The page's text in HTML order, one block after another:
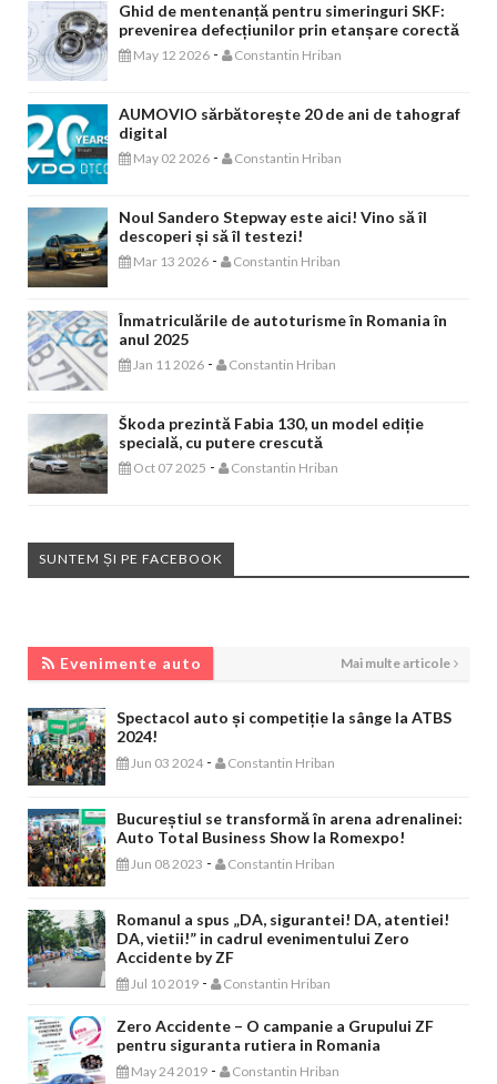
Ghid de mentenanță pentru simeringuri SKF:
prevenirea defecțiunilor prin etanșare corectă
May 12 2026 - Constantin Hriban
AUMOVIO sărbătorește 20 de ani de tahograf
digital
May 02 2026 - Constantin Hriban
Noul Sandero Stepway este aici! Vino să îl
descoperi și să îl testezi!
Mar 13 2026 - Constantin Hriban
Înmatriculările de autoturisme în Romania în
anul 2025
Jan 11 2026 - Constantin Hriban
Škoda prezintă Fabia 130, un model ediție
specială, cu putere crescută
Oct 07 2025 - Constantin Hriban
SUNTEM ȘI PE FACEBOOK
Evenimente auto Mai multe articole
Spectacol auto și competiție la sânge la ATBS
2024!
Jun 03 2024 - Constantin Hriban
Bucureștiul se transformă în arena adrenalinei:
Auto Total Business Show la Romexpo!
Jun 08 2023 - Constantin Hriban
Romanul a spus „DA, sigurantei! DA, atentiei!
DA, vietii!” in cadrul evenimentului Zero
Accidente by ZF
Jul 10 2019 - Constantin Hriban
Zero Accidente – O campanie a Grupului ZF
pentru siguranta rutiera in Romania
May 24 2019 - Constantin Hriban